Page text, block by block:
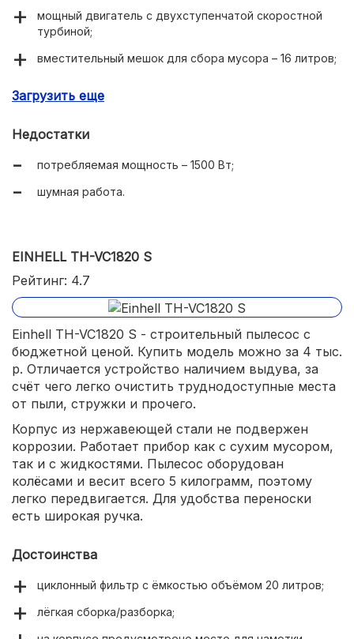
мощный двигатель с двухступенчатой скоростной
турбиной;
вместительный мешок для сбора мусора – 16 литров;
Загрузить еще
Недостатки
потребляемая мощность – 1500 Вт;
шумная работа.
EINHELL TH-VC1820 S
Рейтинг: 4.7
Einhell TH-VC1820 S - строительный пылесос с
бюджетной ценой. Купить модель можно за 4 тыс.
р. Отличается устройство наличием выдува, за
счёт чего легко очистить труднодоступные места
от пыли, стружки и прочего.
Корпус из нержавеющей стали не подвержен
коррозии. Работает прибор как с сухим мусором,
так и с жидкостями. Пылесос оборудован
колёсами и весит всего 5 килограмм, поэтому
легко передвигается. Для удобства переноски
есть широкая ручка.
Достоинства
циклонный фильтр с ёмкостью объёмом 20 литров;
лёгкая сборка/разборка;